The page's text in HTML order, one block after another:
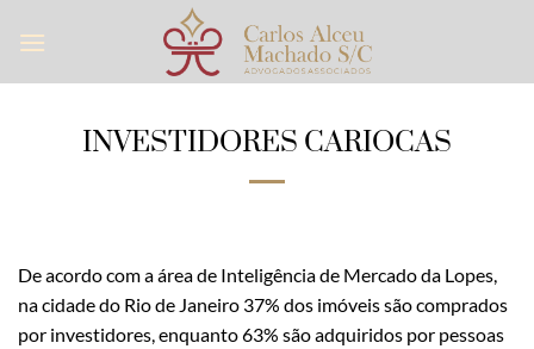
INVESTIDORES CARIOCAS
De acordo com a área de Inteligência de Mercado da Lopes,
na cidade do Rio de Janeiro 37% dos imóveis são comprados
por investidores, enquanto 63% são adquiridos por pessoas